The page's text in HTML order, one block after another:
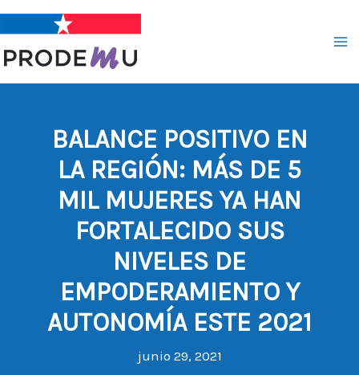
contenido
BALANCE POSITIVO EN
LA REGIÓN: MÁS DE 5
MIL MUJERES YA HAN
FORTALECIDO SUS
NIVELES DE
EMPODERAMIENTO Y
AUTONOMÍA ESTE 2021
junio 29, 2021